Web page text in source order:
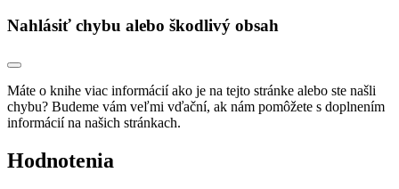
Nahlásiť chybu alebo škodlivý obsah
Máte o knihe viac informácií ako je na tejto stránke alebo ste našli
chybu? Budeme vám veľmi vďační, ak nám pomôžete s doplnením
informácií na našich stránkach.
Hodnotenia